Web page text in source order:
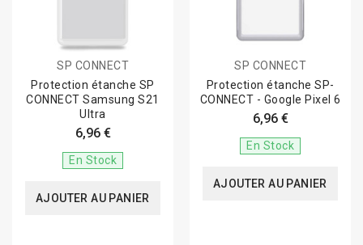
SP CONNECT
Protection étanche SP
CONNECT Samsung S21
Ultra
6,96 €
En Stock
AJOUTER AU PANIER
SP CONNECT
Protection étanche SP-
CONNECT - Google Pixel 6
6,96 €
En Stock
AJOUTER AU PANIER